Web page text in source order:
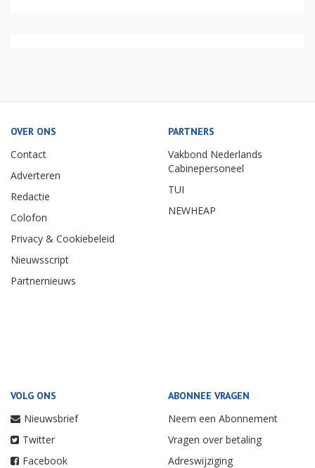
OVER ONS
Contact
Adverteren
Redactie
Colofon
Privacy & Cookiebeleid
Nieuwsscript
Partnernieuws
PARTNERS
Vakbond Nederlands
Cabinepersoneel
TUI
NEWHEAP
VOLG ONS
Nieuwsbrief
Twitter
Facebook
ABONNEE VRAGEN
Neem een Abonnement
Vragen over betaling
Adreswijziging